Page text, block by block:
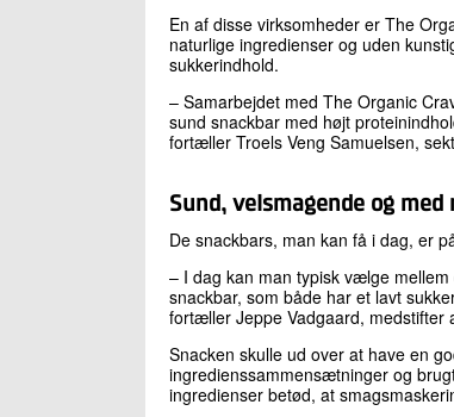
En af disse virksomheder er The
naturlige ingredienser og uden
sukkerindhold.
– Samarbejdet med The Organic
sund snackbar med højt
fortæller Troels Veng Samuelsen,
Sund, velsmagende og
De snackbars, man kan få i dag, er
– I dag kan man typisk vælge
snackbar, som både har et lavt
fortæller Jeppe Vadgaard, medstifter
Snacken skulle ud over at have en
ingredienssammensætninger og
ingredienser betød, at